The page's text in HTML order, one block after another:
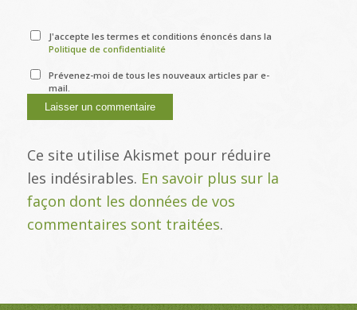
J'accepte les termes et conditions énoncés dans la
Politique de confidentialité
Prévenez-moi de tous les nouveaux articles par e-
mail.
Ce site utilise Akismet pour réduire
les indésirables. En savoir plus sur la
façon dont les données de vos
commentaires sont traitées.